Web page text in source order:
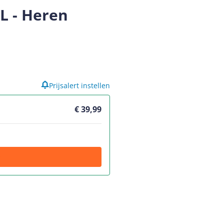
- Heren
€ 39,99
Prijsalert instellen